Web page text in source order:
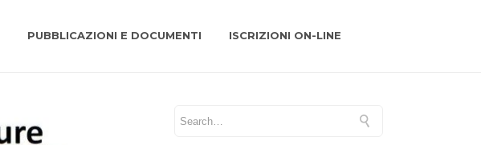
PUBBLICAZIONI E DOCUMENTI ISCRIZIONI ON-LINE